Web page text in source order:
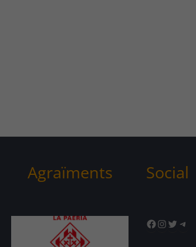
Agraïments Social
Facebook
Twitter